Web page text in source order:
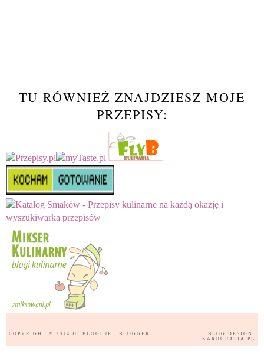
TU RÓWNIEŻ ZNAJDZIESZ MOJE
PRZEPISY:
COPYRIGHT © 2014 DI BLOGUJE , BLOGGER
BLOG DESIGN:
KAROGRAFIA.PL